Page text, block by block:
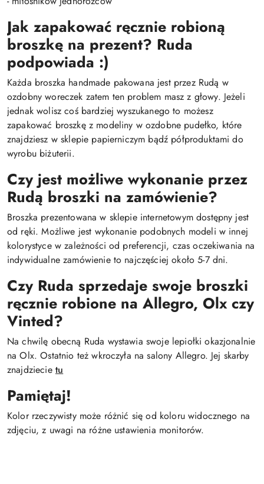
Jak zapakować ręcznie robioną
broszkę na prezent? Ruda
podpowiada :)
Każda broszka handmade pakowana jest przez Rudą w
ozdobny woreczek zatem ten problem masz z głowy. Jeżeli
jednak wolisz coś bardziej wyszukanego to możesz
zapakować broszkę z modeliny w ozdobne pudełko, które
znajdziesz w sklepie papierniczym bądź półproduktami do
wyrobu biżuterii.
Czy jest możliwe wykonanie przez
Rudą broszki na zamówienie?
Broszka prezentowana w sklepie internetowym dostępny jest
od ręki. Możliwe jest wykonanie podobnych modeli w innej
kolorystyce w zależności od preferencji, czas oczekiwania na
indywidualne zamówienie to najczęściej około 5-7 dni.
Czy Ruda sprzedaje swoje broszki
ręcznie robione na Allegro, Olx czy
Vinted?
Na chwilę obecną Ruda wystawia swoje lepiołki okazjonalnie
na Olx. Ostatnio też wkroczyła na salony Allegro. Jej skarby
znajdziecie tu
Pamiętaj!
Kolor rzeczywisty może różnić się od koloru widocznego na
zdjęciu, z uwagi na różne ustawienia monitorów.